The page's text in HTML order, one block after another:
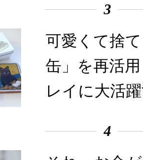
3
可愛くて捨
缶」を再活
レイに大活
4